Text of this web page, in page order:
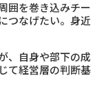
囲を巻き込みチー
つなげたい。身近
、自身や部下の成
て経営層の判断基